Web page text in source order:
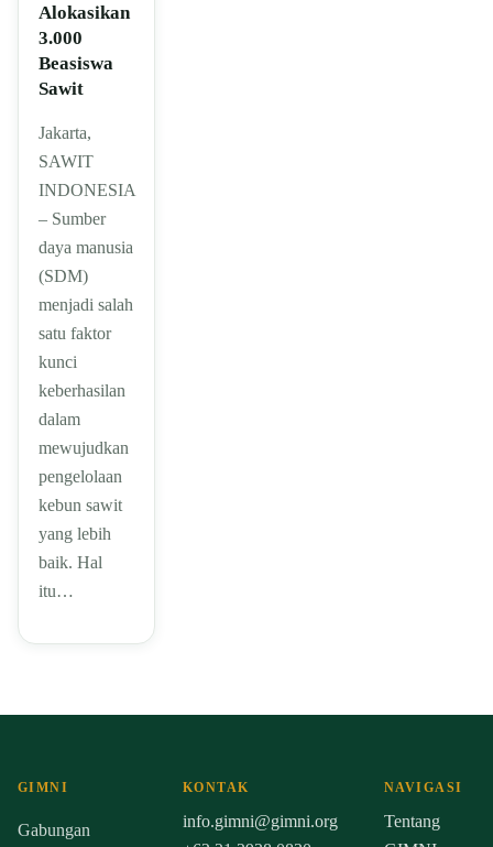
Alokasikan
3.000
Beasiswa
Sawit
Jakarta,
SAWIT
INDONESIA
– Sumber
daya manusia
(SDM)
menjadi salah
satu faktor
kunci
keberhasilan
dalam
mewujudkan
pengelolaan
kebun sawit
yang lebih
baik. Hal
itu…
GIMNI
Gabungan
KONTAK
info.gimni@gimni.org
NAVIGASI
Tentang